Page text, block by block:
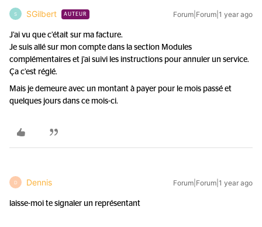
S SGilbert AUTEUR Forum|Forum|1 year ago
J’ai vu que c’était sur ma facture.
Je suis allé sur mon compte dans la section Modules
complémentaires et j’ai suivi les instructions pour annuler un service.
Ça c’est réglé.
Mais je demeure avec un montant à payer pour le mois passé et
quelques jours dans ce mois-ci.
D Dennis Forum|Forum|1 year ago
laisse-moi te signaler un représentant